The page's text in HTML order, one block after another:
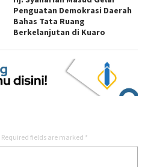
Penguatan Demokrasi Daerah
Bahas Tata Ruang
Berkelanjutan di Kuaro
Required fields are marked *